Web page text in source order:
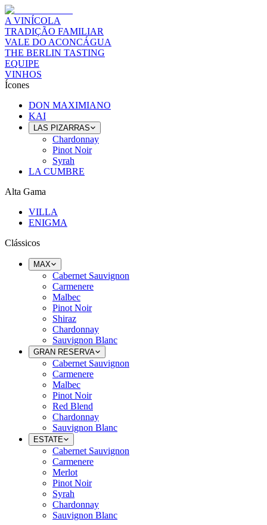
A VINÍCOLA
TRADIÇÃO FAMILIAR
VALE DO ACONCÁGUA
THE BERLIN TASTING
EQUIPE
VINHOS
Ícones
DON MAXIMIANO
KAI
LAS PIZARRAS
Chardonnay
Pinot Noir
Syrah
LA CUMBRE
Alta Gama
VILLA
ENIGMA
Clássicos
MAX
Cabernet Sauvignon
Carmenere
Malbec
Pinot Noir
Shiraz
Chardonnay
Sauvignon Blanc
GRAN RESERVA
Cabernet Sauvignon
Carmenere
Malbec
Pinot Noir
Red Blend
Chardonnay
Sauvignon Blanc
ESTATE
Cabernet Sauvignon
Carmenere
Merlot
Pinot Noir
Syrah
Chardonnay
Sauvignon Blanc